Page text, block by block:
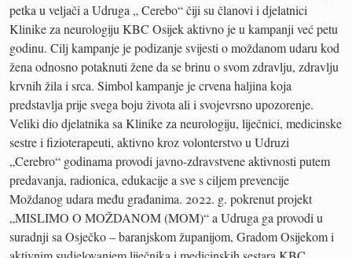
petka u veljači a Udruga „ Cerebo“ čiji su članovi i djelatnici
Klinike za neurologiju KBC Osijek aktivno je u kampanji već petu
godinu. Cilj kampanje je podizanje svijesti o moždanom udaru kod
žena odnosno potaknuti žene da se brinu o svom zdravlju, zdravlju
krvnih žila i srca. Simbol kampanje je crvena haljina koja
predstavlja prije svega boju života ali i svojevrsno upozorenje.
Veliki dio djelatnika sa Klinike za neurologiju, liječnici, medicinske
sestre i fizioterapeuti, aktivno kroz volonterstvo u Udruzi
„Cerebro“ godinama provodi javno-zdravstvene aktivnosti putem
predavanja, radionica, edukacije a sve s ciljem prevencije
Moždanog udara među građanima. 2022. g. pokrenut projekt
„MISLIMO O MOŽDANOM (MOM)“ a Udruga ga provodi u
suradnji sa Osječko – baranjskom županijom, Gradom Osijekom i